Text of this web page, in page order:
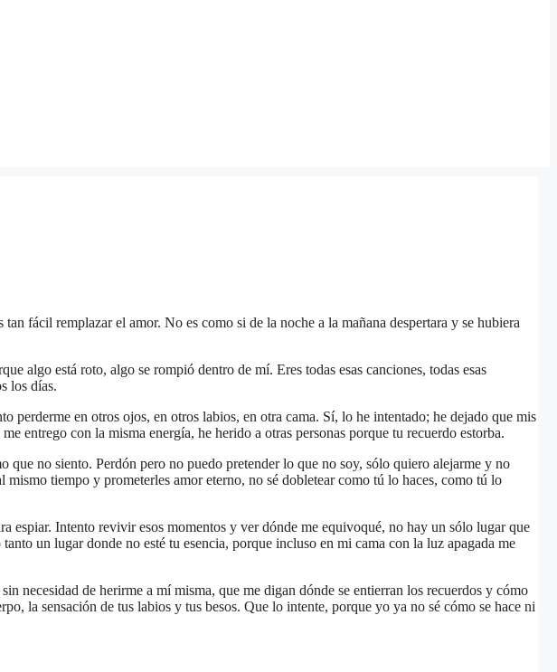
fácil remplazar el amor. No es como si de la noche a la mañana despertara y se hubiera
algo está roto, algo se rompió dentro de mí. Eres todas esas canciones, todas esas
los días.
en otros ojos, en otros labios, en otra cama. Sí, lo he intentado; he dejado que mis
entrego con la misma energía, he herido a otras personas porque tu recuerdo estorba.
no siento. Perdón pero no puedo pretender lo que no soy, sólo quiero alejarme y no
tiempo y prometerles amor eterno, no sé dobletear como tú lo haces, como tú lo
espiar. Intento revivir esos momentos y ver dónde me equivoqué, no hay un sólo lugar que
un lugar donde no esté tu esencia, porque incluso en mi cama con la luz apagada me
necesidad de herirme a mí misma, que me digan dónde se entierran los recuerdos y cómo
la sensación de tus labios y tus besos. Que lo intente, porque yo ya no sé cómo se hace ni